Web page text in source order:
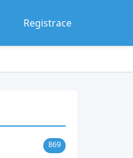
Registrace
869